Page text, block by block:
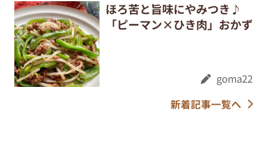
ほろ苦と旨味にやみつき♪
「ピーマン×ひき肉」おかず
goma22
新着記事一覧へ